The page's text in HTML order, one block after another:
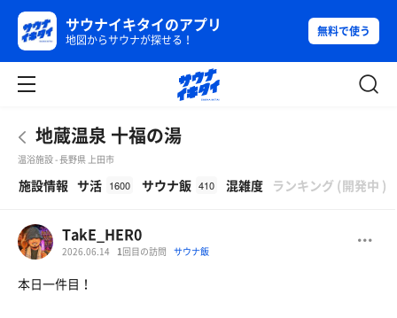
サウナイキタイのアプリ
地図からサウナが探せる！
無料で使う
地蔵温泉 十福の湯
温浴施設 - 長野県 上田市
施設情報 サ活 1600 サウナ飯 410 混雑度 ランキング (開発中 )
TakE_HER0
2026.06.14 1回目の訪問 サウナ飯
本日一件目！